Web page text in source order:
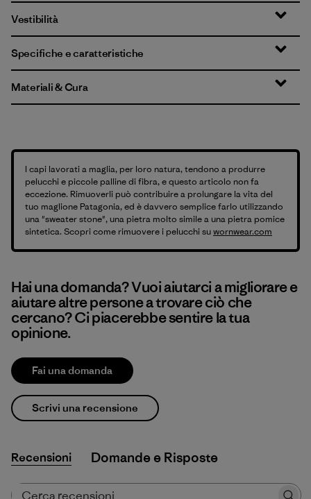
Vestibilità
Specifiche e caratteristiche
Materiali & Cura
I capi lavorati a maglia, per loro natura, tendono a produrre
pelucchi e piccole palline di fibra, e questo articolo non fa
eccezione. Rimuoverli può contribuire a prolungare la vita del
tuo maglione Patagonia, ed è davvero semplice farlo utilizzando
una "sweater stone", una pietra molto simile a una pietra pomice
sintetica. Scopri come rimuovere i pelucchi suwornwear.com
Hai una domanda? Vuoi aiutarci a migliorare e
aiutare altre persone a trovare ciò che
cercano? Ci piacerebbe sentire la tua
opinione.
Fai una domanda
Scrivi una recensione
Recensioni